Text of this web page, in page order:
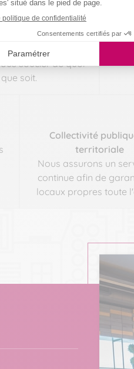
médical
nettoyer votre
et l'entretenir
soucier de quoi
que soit.
Collectivité
territoriale
Nous assurons un
continue afin de
locaux propres toute